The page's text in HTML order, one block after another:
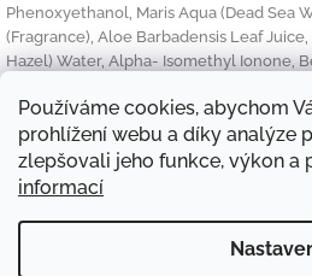
Používáme cookies, abychom
prohlížení webu a díky analýze
zlepšovali jeho funkce, výkon a
informací
Phenoxyethanol, Maris Aqua (Dead Sea
(Fragrance), Aloe Barbadensis Leaf
Hazel) Water, Alpha- Isomethyl Ionone,
Coumarin, Geraniol, Hexyl Cinnamal,
Carboxaldehyde, Isoeugenol, Linalool.
Reklamace